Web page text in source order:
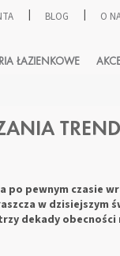
BLOG O
ŁAZIENKOWE
po pewnym czasie
w
dekady